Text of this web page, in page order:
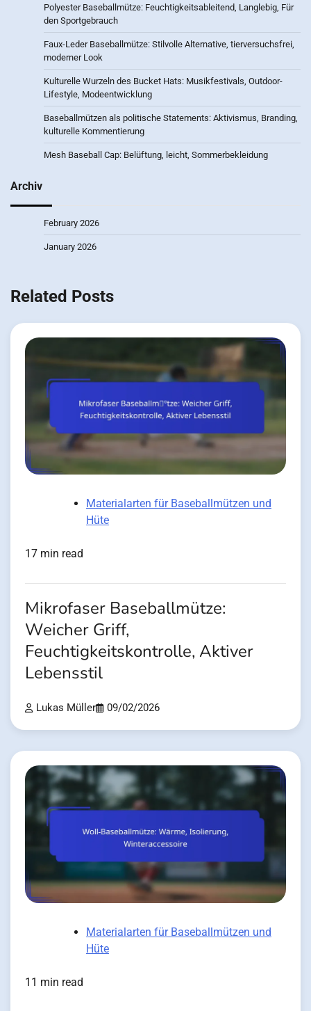
Polyester Baseballmütze: Feuchtigkeitsableitend, Langlebig, Für
den Sportgebrauch
Faux-Leder Baseballmütze: Stilvolle Alternative, tierversuchsfrei,
moderner Look
Kulturelle Wurzeln des Bucket Hats: Musikfestivals, Outdoor-
Lifestyle, Modeentwicklung
Baseballmützen als politische Statements: Aktivismus, Branding,
kulturelle Kommentierung
Mesh Baseball Cap: Belüftung, leicht, Sommerbekleidung
Archiv
February 2026
January 2026
Related Posts
Materialarten für Baseballmützen und
Hüte
17 min read
Mikrofaser Baseballmütze:
Weicher Griff,
Feuchtigkeitskontrolle, Aktiver
Lebensstil
Lukas Müller 09/02/2026
Materialarten für Baseballmützen und
Hüte
11 min read